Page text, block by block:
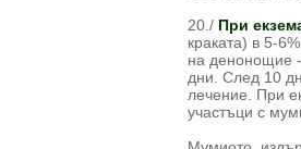
20./ При
краката) в 5-
на денонощие
дни. След 10
лечение. При
участъци с